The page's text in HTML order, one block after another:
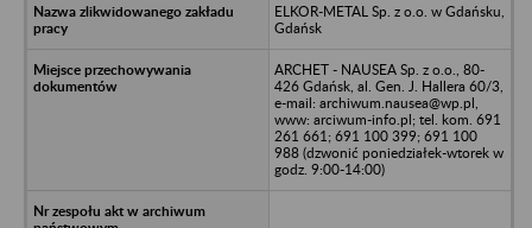
ELKOR-METAL Sp. z o.o. w Gdańsku,
Gdańsk
ARCHET - NAUSEA Sp. z o.o., 80-
426 Gdańsk, al. Gen. J. Hallera 60/3,
e-mail: archiwum.nausea@wp.pl,
www: arciwum-info.pl; tel. kom. 691
261 661; 691 100 399; 691 100
988 (dzwonić poniedziałek-wtorek w
godz. 9:00-14:00)